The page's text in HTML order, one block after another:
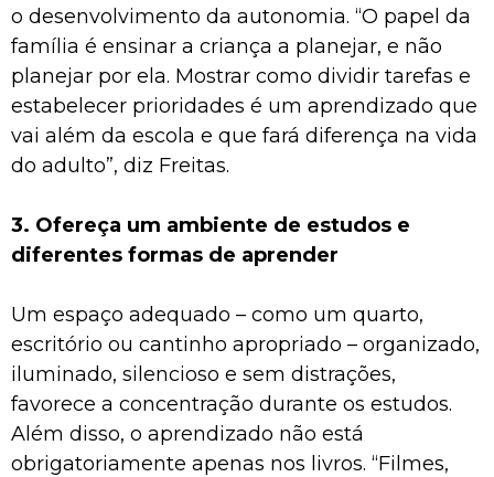
o desenvolvimento da autonomia. “O papel da
família é ensinar a criança a planejar, e não
planejar por ela. Mostrar como dividir tarefas e
estabelecer prioridades é um aprendizado que
vai além da escola e que fará diferença na vida
do adulto”, diz Freitas.
3. Ofereça um ambiente de estudos e
diferentes formas de aprender
Um espaço adequado – como um quarto,
escritório ou cantinho apropriado – organizado,
iluminado, silencioso e sem distrações,
favorece a concentração durante os estudos.
Além disso, o aprendizado não está
obrigatoriamente apenas nos livros. “Filmes,